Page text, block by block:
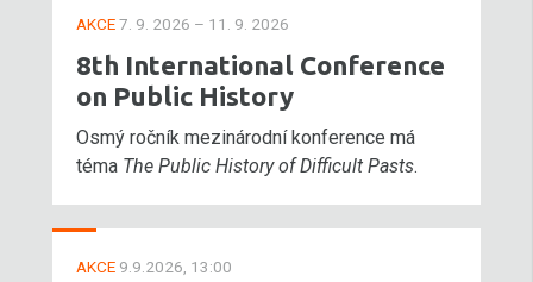
AKCE7. 9. 2026 – 11. 9. 2026
8th International Conference
on Public History
Osmý ročník mezinárodní konference má
téma The Public History of Difficult Pasts.
AKCE 9.9.2026, 13:00